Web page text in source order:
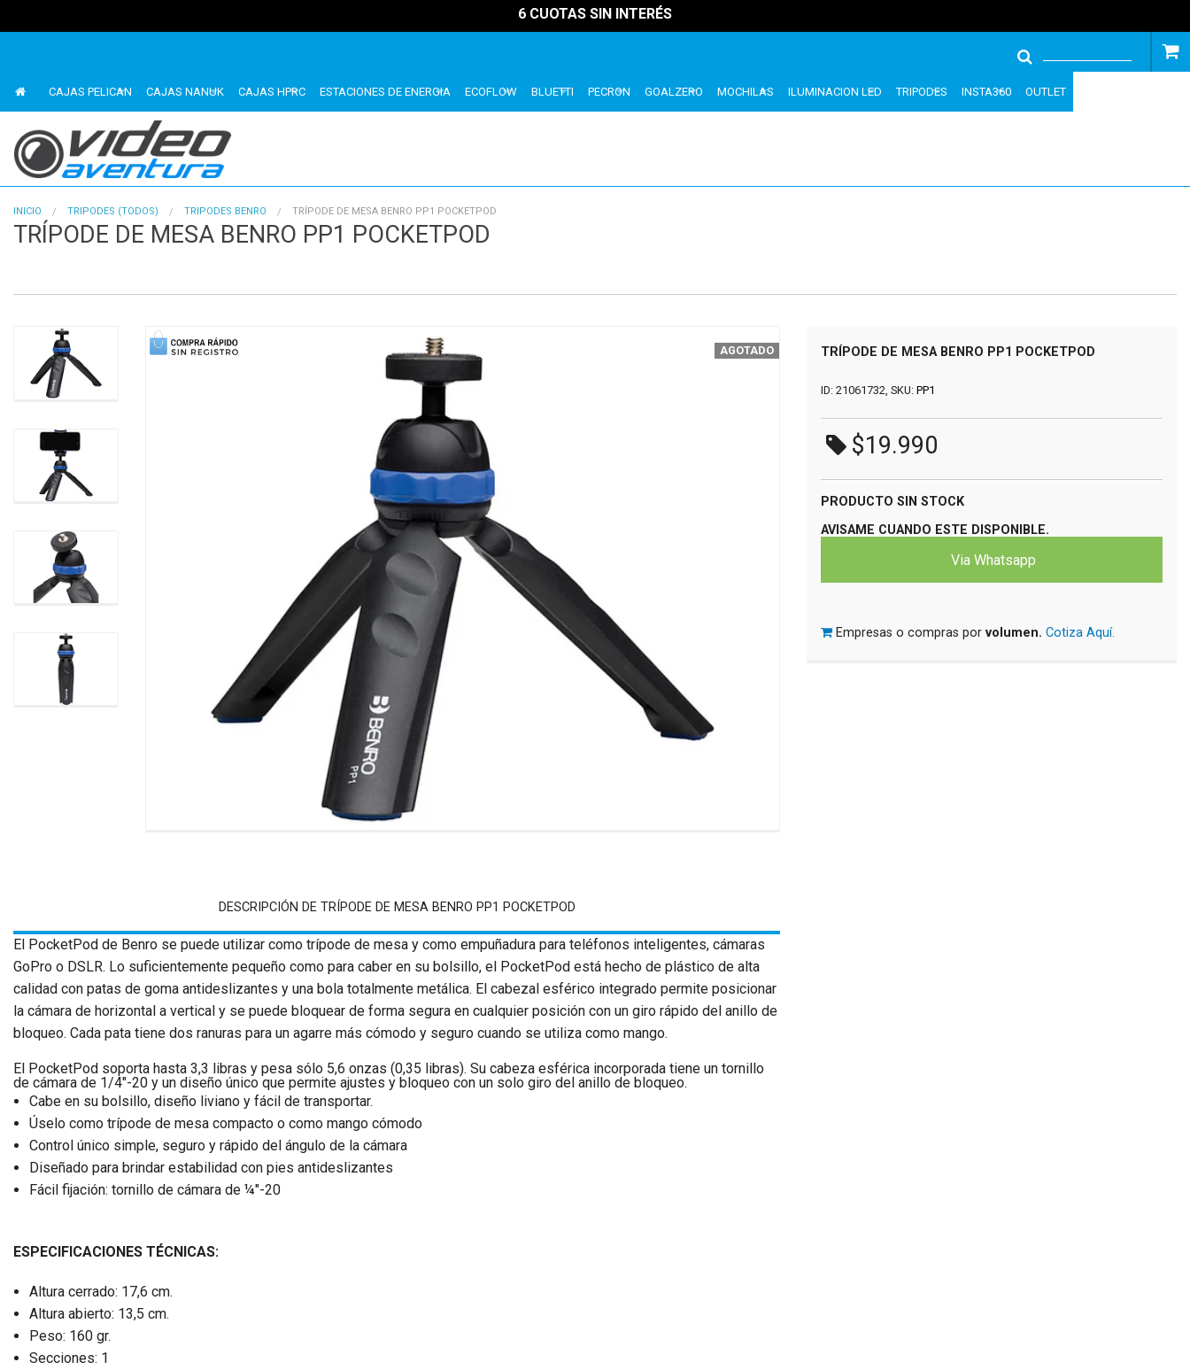
6 CUOTAS SIN INTERÉS
CAJAS PELICAN CAJAS NANUK CAJAS HPRC ESTACIONES DE ENERGIA ECOFLOW BLUETTI PECRON GOALZERO MOCHILAS ILUMINACION LED TRIPODES INSTA360 OUTLET
INICIO TRIPODES (TODOS) TRIPODES BENRO TRÍPODE DE MESA BENRO PP1 POCKETPOD
TRÍPODE DE MESA BENRO PP1 POCKETPOD
AGOTADO
1 of 4
DESCRIPCIÓN DE TRÍPODE DE MESA BENRO PP1 POCKETPOD
El PocketPod de Benro se puede utilizar como trípode de mesa y como empuñadura para teléfonos inteligentes, cámaras
GoPro o DSLR. Lo suficientemente pequeño como para caber en su bolsillo, el PocketPod está hecho de plástico de alta
calidad con patas de goma antideslizantes y una bola totalmente metálica. El cabezal esférico integrado permite posicionar
la cámara de horizontal a vertical y se puede bloquear de forma segura en cualquier posición con un giro rápido del anillo de
bloqueo. Cada pata tiene dos ranuras para un agarre más cómodo y seguro cuando se utiliza como mango.
El PocketPod soporta hasta 3,3 libras y pesa sólo 5,6 onzas (0,35 libras). Su cabeza esférica incorporada tiene un tornillo
de cámara de 1/4"-20 y un diseño único que permite ajustes y bloqueo con un solo giro del anillo de bloqueo.
Cabe en su bolsillo, diseño liviano y fácil de transportar.
Úselo como trípode de mesa compacto o como mango cómodo
Control único simple, seguro y rápido del ángulo de la cámara
Diseñado para brindar estabilidad con pies antideslizantes
Fácil fijación: tornillo de cámara de ¼"-20
ESPECIFICACIONES TÉCNICAS:
Altura cerrado: 17,6 cm.
Altura abierto: 13,5 cm.
Peso: 160 gr.
Secciones: 1
TRÍPODE DE MESA BENRO PP1 POCKETPOD
ID: 21061732, SKU: PP1
$19.990
PRODUCTO SIN STOCK
AVISAME CUANDO ESTE DISPONIBLE.
Via Whatsapp
Empresas o compras por volumen. Cotiza Aquí.